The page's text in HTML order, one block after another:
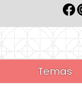
Temas